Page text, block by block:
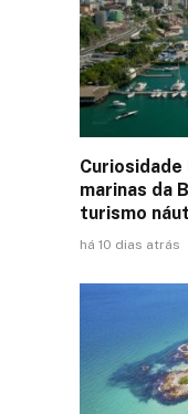
Curiosidade
marinas da
turismo
há 10 dias atrás